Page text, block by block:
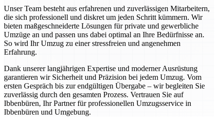
Unser Team besteht aus erfahrenen und zuverlässigen Mitarbeitern,
die sich professionell und diskret um jeden Schritt kümmern. Wir
bieten maßgeschneiderte Lösungen für private und gewerbliche
Umzüge an und passen uns dabei optimal an Ihre Bedürfnisse an.
So wird Ihr Umzug zu einer stressfreien und angenehmen
Erfahrung.
Dank unserer langjährigen Expertise und moderner Ausrüstung
garantieren wir Sicherheit und Präzision bei jedem Umzug. Vom
ersten Gespräch bis zur endgültigen Übergabe – wir begleiten Sie
zuverlässig durch den gesamten Prozess. Vertrauen Sie auf
Ibbenbüren, Ihr Partner für professionellen Umzugsservice in
Ibbenbüren und Umgebung.